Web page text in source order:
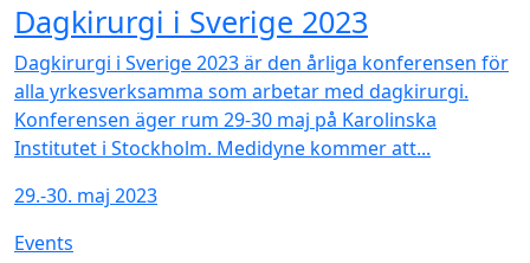
Dagkirurgi i Sverige 2023
Dagkirurgi i Sverige 2023 är den årliga konferensen för
alla yrkesverksamma som arbetar med dagkirurgi.
Konferensen äger rum 29-30 maj på Karolinska
Institutet i Stockholm. Medidyne kommer att...
29.-30. maj 2023
Events